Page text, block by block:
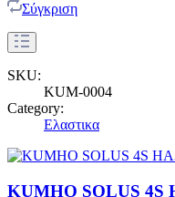
Σύγκριση
SKU:
KUM-0004
Category:
Ελαστικα
KUMHO SOLUS 4S